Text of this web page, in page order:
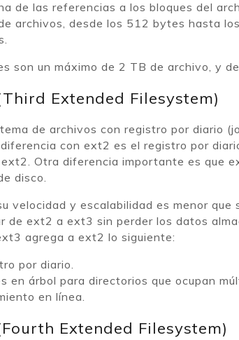
de las referencias a los bloques del
archivos, desde los 512 bytes hasta
son un máximo de 2 TB de archivo, y
Extended Filesystem)
de archivos con registro por diario
con ext2 es el registro por
Otra diferencia importante es que
disco.
velocidad y escalabilidad es menor
de ext2 a ext3 sin perder los datos
agrega a ext2 lo siguiente:
por diario.
en árbol para directorios que ocupan
en línea.
Extended Filesystem)